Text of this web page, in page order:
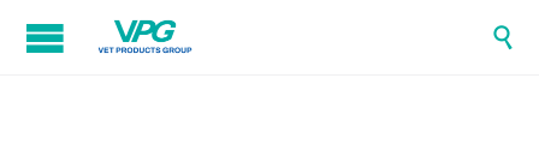
